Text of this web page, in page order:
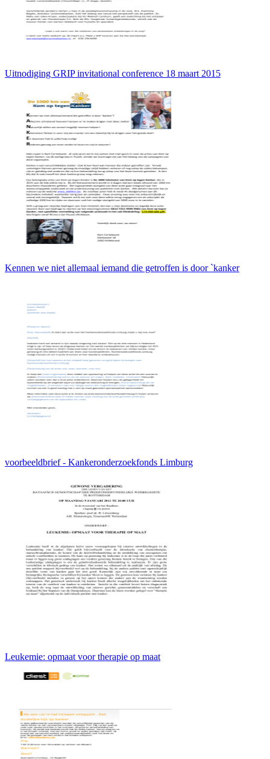
Uitnodiging GRIP invitational conference 18 maart 2015
Kennen we niet allemaal iemand die getroffen is door `kanker
voorbeeldbrief - Kankeronderzoekfonds Limburg
Leukemie: opmaat voor therapie op maat